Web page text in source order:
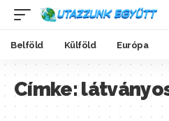
Belföld Külföld Európa
Címke: